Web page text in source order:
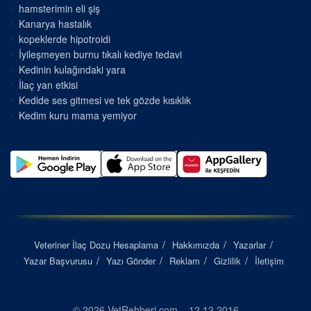
hamsterimin eli şiş
Kanarya hastalık
kopeklerde hipotroidi
İyileşmeyen burnu tıkalı kediye tedavi
Kedinin kulağındaki yara
İlaç yan etkisi
Kedide ses gitmesi ve tek gözde kısıklık
Kedim kuru mama yemiyor
Veteriner İlaç Dozu Hesaplama Hakkımızda
Yazarlar
Yazar Başvurusu
Yazı Gönder Reklam Gizlilik İletişim